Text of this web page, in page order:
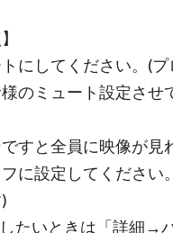
にしてください。(プ
のミュート設定させ
すと全員に映像が見
に設定してください
いときは「詳細→